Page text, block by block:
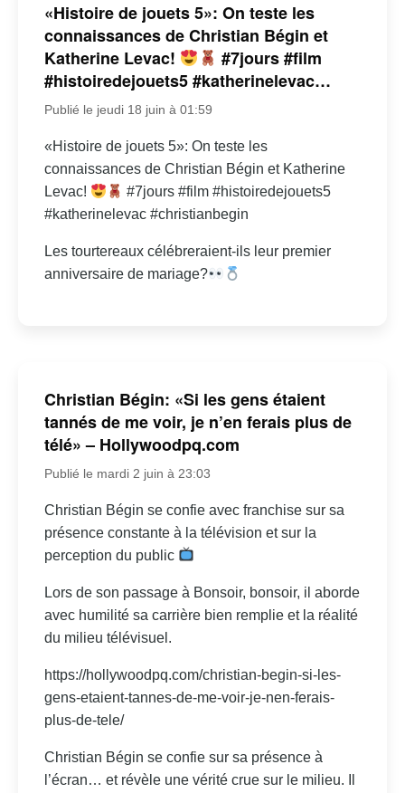
«Histoire de jouets 5»: On teste les
connaissances de Christian Bégin et
Katherine Levac!
#7jours #film
#histoiredejouets5 #katherinelevac…
Publié le jeudi 18 juin à 01:59
«Histoire de jouets 5»: On teste les
connaissances de Christian Bégin et Katherine
Levac!
#7jours #film #histoiredejouets5
#katherinelevac #christianbegin
Les tourtereaux célébreraient-ils leur premier
anniversaire de mariage?
Christian Bégin: «Si les gens étaient
tannés de me voir, je n’en ferais plus de
télé» – Hollywoodpq.com
Publié le mardi 2 juin à 23:03
Christian Bégin se confie avec franchise sur sa
présence constante à la télévision et sur la
perception du public
Lors de son passage à Bonsoir, bonsoir, il aborde
avec humilité sa carrière bien remplie et la réalité
du milieu télévisuel.
https://hollywoodpq.com/christian-begin-si-les-
gens-etaient-tannes-de-me-voir-je-nen-ferais-
plus-de-tele/
Christian Bégin se confie sur sa présence à
l’écran… et révèle une vérité crue sur le milieu. Il